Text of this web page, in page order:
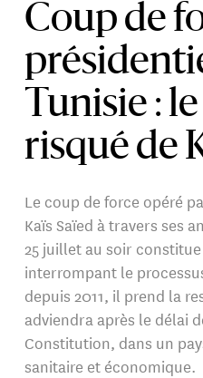
Coup de
Tunisie :
risqué de
Le coup de force opéré
Kaïs Saïed à travers ses
25 juillet au soir
interrompant le
depuis 2011, il prend la
adviendra après le délai
Constitution, dans un
sanitaire et économique.